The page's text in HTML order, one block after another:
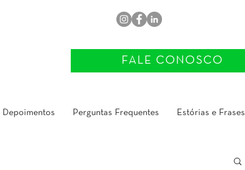
FALE CONOSCO
Depoimentos Perguntas Frequentes Estórias e Frases